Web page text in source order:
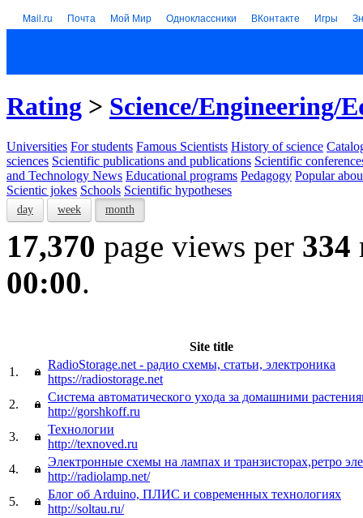
Mail.ru Почта Мой Мир Одноклассники ВКонтакте Игры
Rating > Science/Engineering/
Universities For students Famous Scientists History of science
sciences Scientific publications and publications Scientific
and Technology News Educational programs Pedagogy Popular
Scientic jokes Schools Scientific hypotheses
day week month
17,370 page views per 334
00:00.
Site title
1.
RadioStorage.net - радио схемы, статьи, электроника
https://radiostorage.net
2.
Система автоматического ухода за домашними
http://gorshkoff.ru
3.
Технологии
http://texnoved.ru
4.
Электронные схемы на лампах и транзисторах,ретро
http://radiolamp.net/
5.
Блог об Arduino, ПЛИС и современных технологиях
http://soltau.ru/